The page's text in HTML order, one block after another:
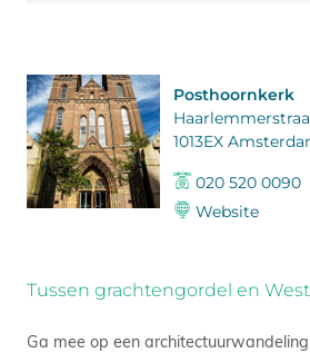
Posthoornkerk
1013EX
020 520 0090
Website
Tussen grachtengordel en
Ga mee op een